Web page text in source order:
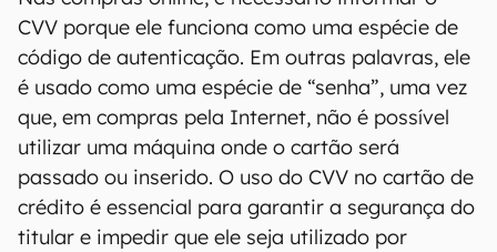
CVV porque ele funciona como uma espécie de
código de autenticação. Em outras palavras, ele
é usado como uma espécie de “senha”, uma vez
que, em compras pela Internet, não é possível
utilizar uma máquina onde o cartão será
passado ou inserido. O uso do CVV no cartão de
crédito é essencial para garantir a segurança do
titular e impedir que ele seja utilizado por